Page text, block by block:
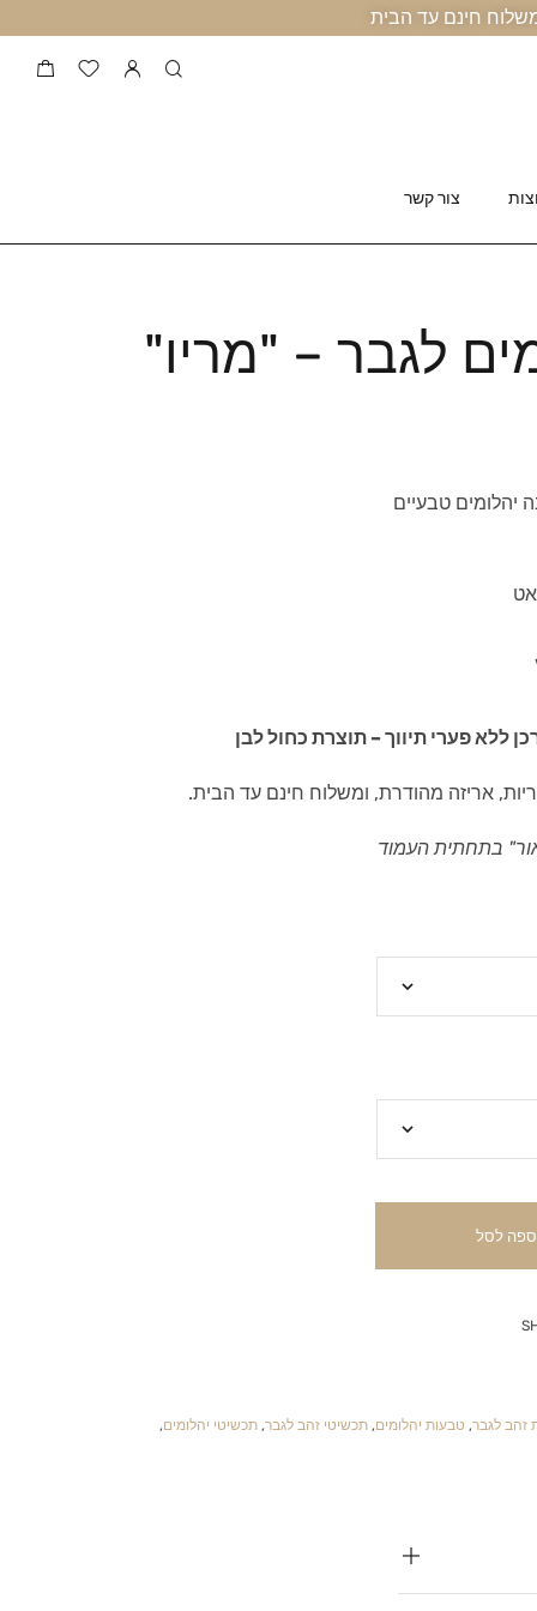
צור קשר
לגבר – "מריו"
טבעיים
ללא פערי תיווך – תוצרת כחול לבן
אריזה מהודרת, ומשלוח חינם עד הבית.
בתחתית העמוד
לסל
זהב לגבר, טבעות יהלומים, תכשיטי זהב לגבר, תכשיטי יהלומים,